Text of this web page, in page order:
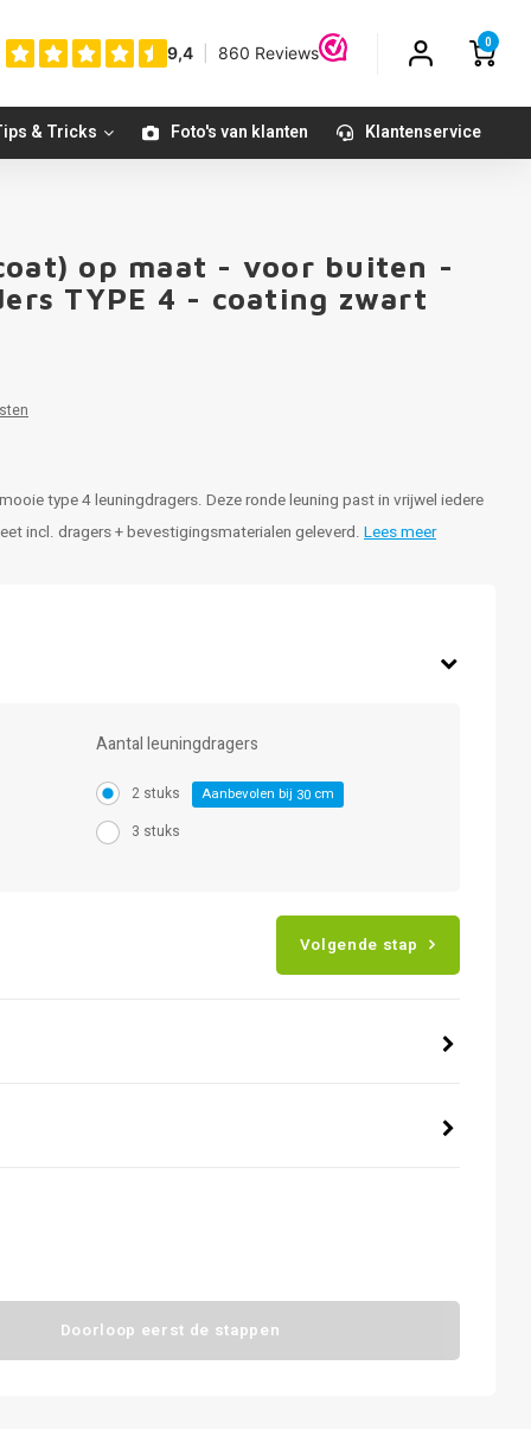
0
& Tricks Foto's van klanten Klantenservice
op maat - voor buiten -
TYPE 4 - coating zwart
type 4 leuningdragers. Deze ronde leuning past in vrijwel iedere
incl. dragers + bevestigingsmaterialen geleverd. Lees meer
Aantal leuningdragers
2 stuks Aanbevolen bij 30 cm
3 stuks
Volgende stap
Doorloop eerst de stappen